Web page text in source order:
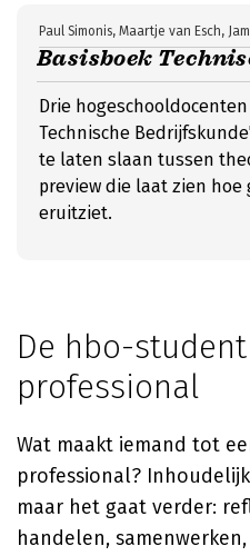
Basisboek
Paul Simonis, Maartje van Esch,
Drie
Technische
te laten slaan tussen
preview die laat zien
eruitziet.
De hbo-
professional
Wat maakt iemand tot
professional?
maar het gaat verder:
handelen,